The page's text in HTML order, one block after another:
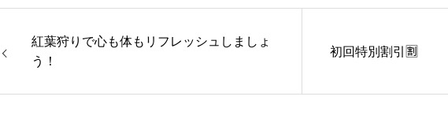
紅葉狩りで心も体もリフレッシュしましょ
う！
初回特別割引🈹